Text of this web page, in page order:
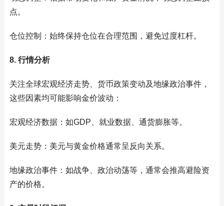
点。
仓位控制：始终保持仓位在合理范围，避免过度杠杆。
8. 行情分析
关注全球宏观经济走势、货币政策变动及地缘政治事件，
这些因素均可能影响金价波动：
宏观经济数据：如GDP、就业数据、通货膨胀等。
美元走势：美元与黄金价格通常呈反向关系。
地缘政治事件：如战争、政治动荡等，通常会推高避险资
产的价格。